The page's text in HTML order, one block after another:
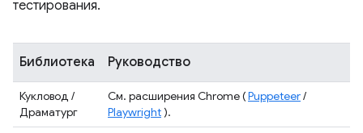
тестирования.
Библиотека Руководство
Кукловод /
Драматург
См. расширения Chrome (Puppeteer/
Playwright).